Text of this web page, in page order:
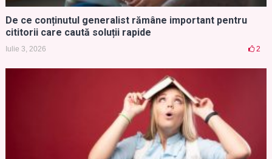
De ce conținutul generalist rămâne important pentru
cititorii care caută soluții rapide
Iulie 3, 2026 2